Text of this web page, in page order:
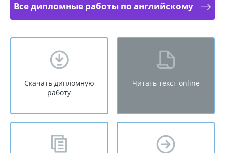
Все дипломные работы по английскому
Скачать дипломную
работу
Читать текст online